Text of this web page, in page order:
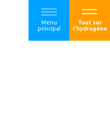
Menu
principal
Tout sur
l'hydrogène